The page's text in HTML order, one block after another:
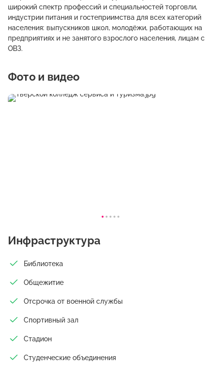
широкий спектр профессий и специальностей торговли,
индустрии питания и гостеприимства для всех категорий
населения: выпускников школ, молодёжи, работающих на
предприятиях и не занятого взрослого населения, лицам с
ОВЗ.
Фото и видео
Инфраструктура
Библиотека
Общежитие
Отсрочка от военной службы
Спортивный зал
Стадион
Студенческие объединения